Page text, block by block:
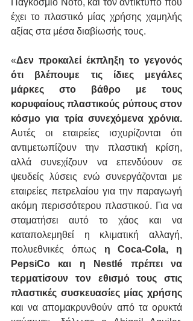
Παγκόσμιο Νότο, και τον αντίκτυπο που
έχει το πλαστικό μίας χρήσης χαμηλής
αξίας στα μέσα διαβίωσής τους.
«Δεν προκαλεί έκπληξη το γεγονός
ότι βλέπουμε τις ίδιες μεγάλες
μάρκες στο βάθρο με τους
κορυφαίους πλαστικούς ρύπους στον
κόσμο για τρία συνεχόμενα χρόνια.
Αυτές οι εταιρείες ισχυρίζονται ότι
αντιμετωπίζουν την πλαστική κρίση,
αλλά συνεχίζουν να επενδύουν σε
ψευδείς λύσεις ενώ συνεργάζονται με
εταιρείες πετρελαίου για την παραγωγή
ακόμη περισσότερου πλαστικού. Για να
σταματήσει αυτό το χάος και να
καταπολεμηθεί η κλιματική αλλαγή,
πολυεθνικές όπως η Coca-Cola, η
PepsiCo και η Nestlé πρέπει να
τερματίσουν τον εθισμό τους στις
πλαστικές συσκευασίες μίας χρήσης
και να απομακρυνθούν από τα ορυκτά